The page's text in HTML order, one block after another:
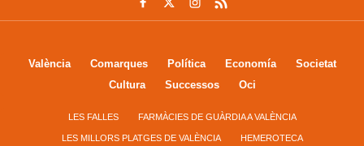
València Comarques Política Economía
Societat
Cultura
Successos Oci
LES FALLES FARMÀCIES DE GUÀRDIA A VALÈNCIA
LES MILLORS PLATGES DE VALÈNCIA HEMEROTECA